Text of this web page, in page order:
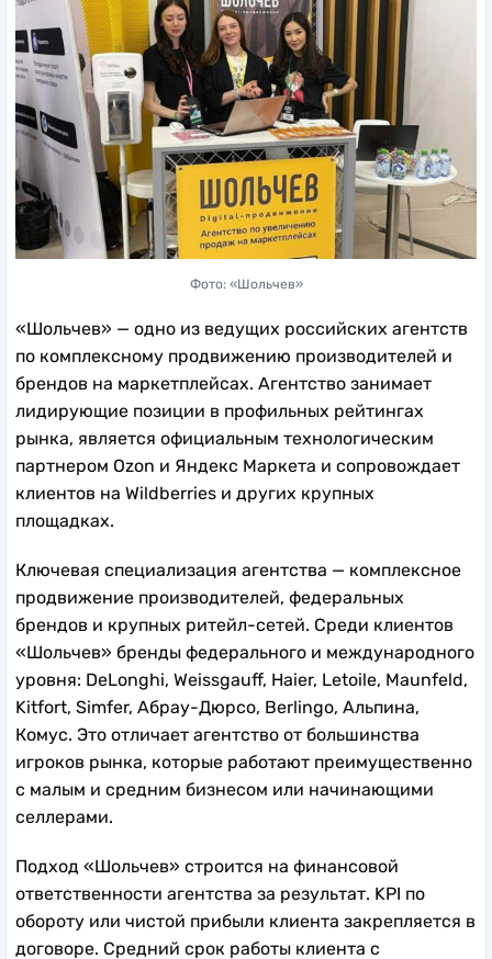
Фото: «Шольчев»
«Шольчев» — одно из ведущих российских агентств
по комплексному продвижению производителей и
брендов на маркетплейсах. Агентство занимает
лидирующие позиции в профильных рейтингах
рынка, является официальным технологическим
партнером Ozon и Яндекс Маркета и сопровождает
клиентов на Wildberries и других крупных
площадках.
Ключевая специализация агентства — комплексное
продвижение производителей, федеральных
брендов и крупных ритейл-сетей. Среди клиентов
«Шольчев» бренды федерального и международного
уровня: DeLonghi, Weissgauff, Haier, Letoile, Maunfeld,
Kitfort, Simfer, Абрау-Дюрсо, Berlingo, Альпина,
Комус. Это отличает агентство от большинства
игроков рынка, которые работают преимущественно
с малым и средним бизнесом или начинающими
селлерами.
Подход «Шольчев» строится на финансовой
ответственности агентства за результат. KPI по
обороту или чистой прибыли клиента закрепляется в
договоре. Средний срок работы клиента с